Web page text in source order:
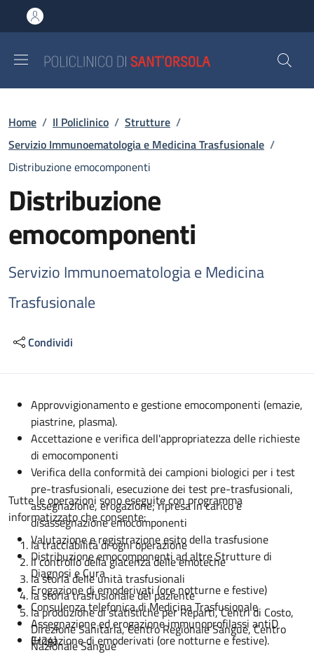
al contenuto principale
to footer content
Briciole di pane
Home / Il Policlinico / Strutture /
Servizio Immunoematologia e Medicina Trasfusionale /
Distribuzione emocomponenti
Distribuzione
emocomponenti
Servizio Immunoematologia e Medicina
Trasfusionale
Condividi
Descrizione
Approvvigionamento e gestione emocomponenti (emazie,
piastrine, plasma).
Accettazione e verifica dell'appropriatezza delle richieste
di emocomponenti
Verifica della conformità dei campioni biologici per i test
pre-trasfusionali, esecuzione dei test pre-trasfusionali,
assegnazione, erogazione; ripresa in carico e
disassegnazione emocomponenti
Valutazione e registrazione esito della trasfusione
Distribuzione emocomponenti ad altre Strutture di
Diagnosi e Cura
Erogazione di emoderivati (ore notturne e festive)
Consulenza telefonica di Medicina Trasfusionale
Assegnazione ed erogazione immunoprofilassi antiD
(H24)
Tutte le operazioni sono eseguite con programma
informatizzato che consente:
la tracciabilità di ogni operazione
il controllo della giacenza delle emoteche
la storia delle unità trasfusionali
la storia trasfusionale del paziente
la produzione di statistiche per Reparti, Centri di Costo,
Direzione Sanitaria, Centro Regionale Sangue, Centro
Nazionale Sangue
Erogazione di emoderivati (ore notturne e festive).